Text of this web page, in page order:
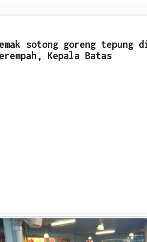
sotong goreng tepung
Kepala Batas